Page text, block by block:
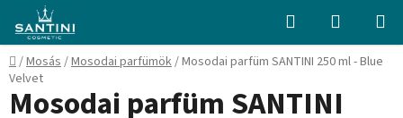
fő
tartalomhoz
Keresés KOSÁR
Kezdőlap
/Mosás/Mosodai parfümök/Mosodai parfüm SANTINI 250 ml - Blue
Velvet
Mosodai parfüm SANTINI